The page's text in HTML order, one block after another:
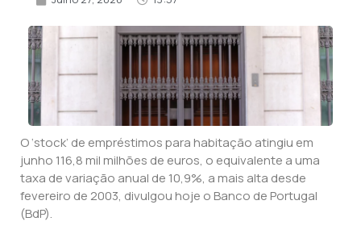
O ‘stock’ de empréstimos para habitação atingiu em
junho 116,8 mil milhões de euros, o equivalente a uma
taxa de variação anual de 10,9%, a mais alta desde
fevereiro de 2003, divulgou hoje o Banco de Portugal
(BdP).